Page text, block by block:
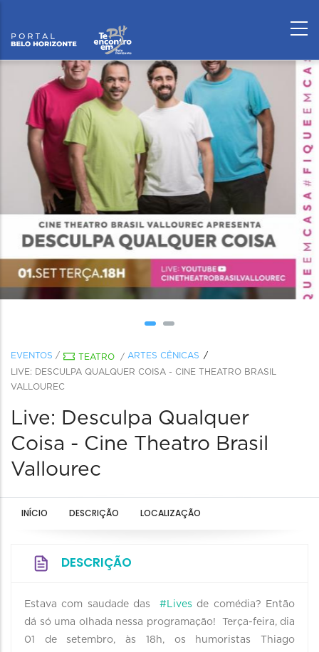
EVENTOS / TEATRO / ARTES CÊNICAS
LIVE: DESCULPA QUALQUER COISA - CINE THEATRO BRASIL
VALLOUREC
Live: Desculpa Qualquer
Coisa - Cine Theatro Brasil
Vallourec
INÍCIO DESCRIÇÃO LOCALIZAÇÃO
DESCRIÇÃO
Estava com saudade das #Livesde comédia? Então
dá só uma olhada nessa programação! Terça-feira, dia
01 de setembro, às 18h, os humoristas Thiago